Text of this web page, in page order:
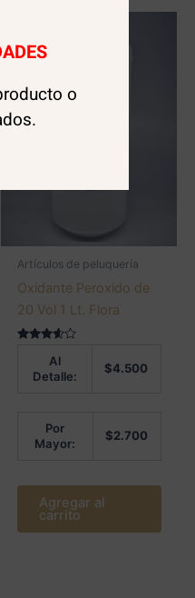
Artículos de peluquería
Oxidante Peroxido de
20 Vol 1 Lt. Flora
3.50
de 5
Al
Detalle:
$4.500
Por
Mayor:
$2.700
Agregar al
carrito
o